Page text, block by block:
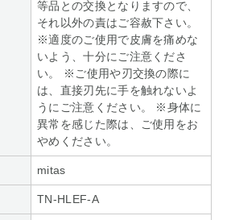
等品との交換となりますので、
それ以外の責はご容赦下さい。
※適度のご使用で皮膚を痛めな
いよう、十分にご注意くださ
い。 ※ご使用や刃交換の際に
は、直接刃先に手を触れないよ
うにご注意ください。 ※身体に
異常を感じた際は、ご使用をお
やめください。
mitas
TN-HLEF-A